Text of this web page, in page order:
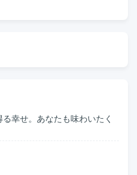
幸せ。あなたも味わいたく